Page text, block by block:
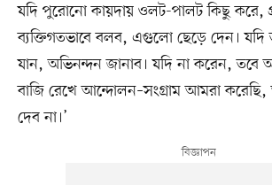
যদি পুরোনো কায়দায় ওলট-পালট কিছু করে,
ব্যক্তিগতভাবে বলব, এগুলো ছেড়ে দেন। যদি
যান, অভিনন্দন জানাব। যদি না করেন,
বাজি রেখে আন্দোলন–সংগ্রাম আমরা
দেব না।’